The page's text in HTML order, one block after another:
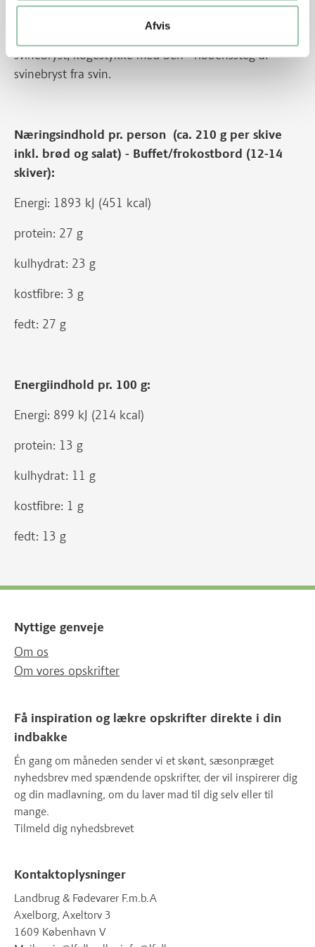
Afvis
svinebryst, kogestykke med ben - ribbenssteg af
svinebryst fra svin.
Næringsindhold pr. person (ca. 210 g per skive
inkl. brød og salat) - Buffet/frokostbord (12-14
skiver):
Energi: 1893 kJ (451 kcal)
protein: 27 g
kulhydrat: 23 g
kostfibre: 3 g
fedt: 27 g
Energiindhold pr. 100 g:
Energi: 899 kJ (214 kcal)
protein: 13 g
kulhydrat: 11 g
kostfibre: 1 g
fedt: 13 g
Nyttige genveje
Om os
Om vores opskrifter
Få inspiration og lækre opskrifter direkte i din
indbakke
Én gang om måneden sender vi et skønt, sæsonpræget
nyhedsbrev med spændende opskrifter, der vil inspirerer dig
og din madlavning, om du laver mad til dig selv eller til
mange.
Tilmeld dig nyhedsbrevet
Kontaktoplysninger
Landbrug & Fødevarer F.m.b.A
Axelborg, Axeltorv 3
1609 København V